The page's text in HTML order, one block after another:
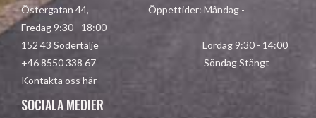
Östergatan 44, Öppettider: Måndag -
Fredag 9:30 - 18:00
152 43 Södertälje Lördag 9:30 - 14:00
+46 8550 338 67 Söndag Stängt
Kontakta oss här
SOCIALA MEDIER